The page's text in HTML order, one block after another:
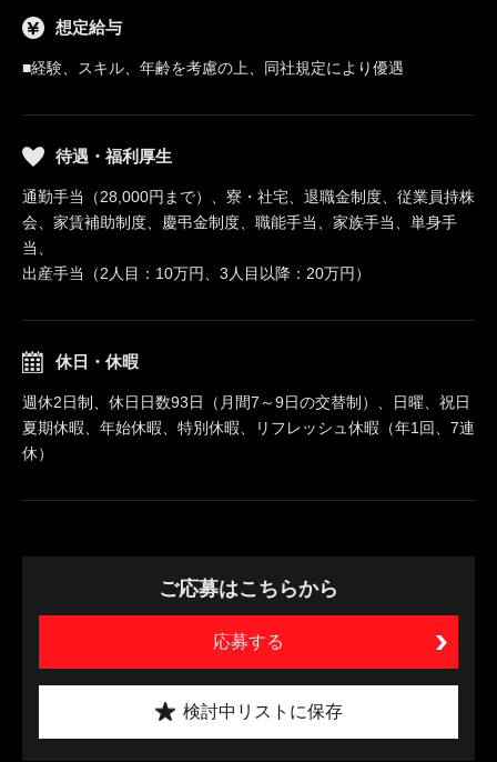
想定給与
■経験、スキル、年齢を考慮の上、同社規定により優遇
待遇・福利厚生
通勤手当（28,000円まで）、寮・社宅、退職金制度、従業員持株
会、家賃補助制度、慶弔金制度、職能手当、家族手当、単身手
当、
出産手当（2人目：10万円、3人目以降：20万円）
休日・休暇
週休2日制、休日日数93日（月間7～9日の交替制）、日曜、祝日
夏期休暇、年始休暇、特別休暇、リフレッシュ休暇（年1回、7連
休）
ご応募はこちらから
応募する
検討中リストに保存